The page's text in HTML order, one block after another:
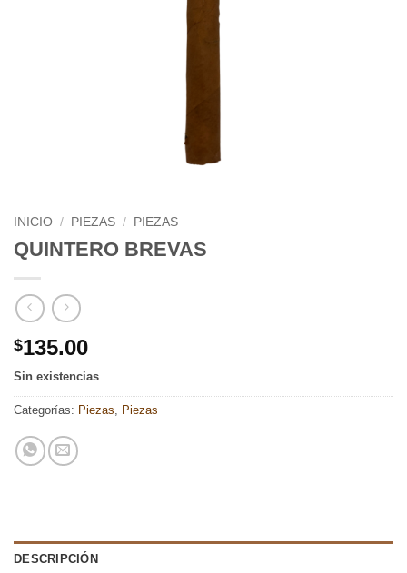
INICIO / PIEZAS / PIEZAS
QUINTERO BREVAS
$135.00
Sin existencias
Categorías: Piezas, Piezas
DESCRIPCIÓN